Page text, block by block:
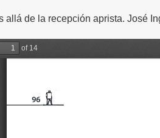
a los detalles del artículo
allá de la recepción aprista. José